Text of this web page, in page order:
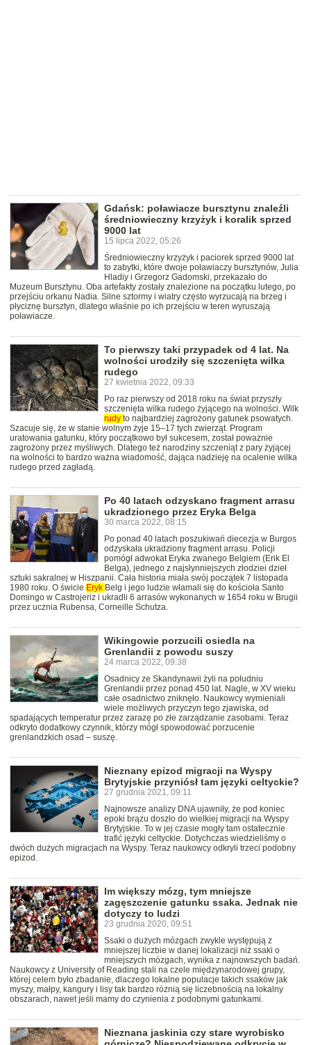
Gdańsk: poławiacze bursztynu znaleźli
średniowieczny krzyżyk i koralik sprzed
9000 lat
15 lipca 2022, 05:26
Średniowieczny krzyżyk i paciorek sprzed 9000 lat
to zabytki, które dwoje poławiaczy bursztynów, Julia
Hladiy i Grzegorz Gadomski, przekazało do
Muzeum Bursztynu. Oba artefakty zostały znalezione na początku lutego, po
przejściu orkanu Nadia. Silne sztormy i wiatry często wyrzucają na brzeg i
płyciznę bursztyn, dlatego właśnie po ich przejściu w teren wyruszają
poławiacze.
To pierwszy taki przypadek od 4 lat. Na
wolności urodziły się szczenięta wilka
rudego
27 kwietnia 2022, 09:33
Po raz pierwszy od 2018 roku na świat przyszły
szczenięta wilka rudego żyjącego na wolności. Wilk
rudy to najbardziej zagrożony gatunek psowatych.
Szacuje się, że w stanie wolnym żyje 15–17 tych zwierząt. Program
uratowania gatunku, który początkowo był sukcesem, został poważnie
zagrożony przez myśliwych. Dlatego też narodziny szczeniąt z pary żyjącej
na wolności to bardzo ważna wiadomość, dająca nadzieję na ocalenie wilka
rudego przed zagładą.
Po 40 latach odzyskano fragment arrasu
ukradzionego przez Eryka Belga
30 marca 2022, 08:15
Po ponad 40 latach poszukiwań diecezja w Burgos
odzyskała ukradziony fragment arrasu. Policji
pomógł adwokat Eryka zwanego Belgiem (Erik El
Belga), jednego z najsłynniejszych złodziei dzieł
sztuki sakralnej w Hiszpanii. Cała historia miała swój początek 7 listopada
1980 roku. O świcie Eryk Belg i jego ludzie włamali się do kościoła Santo
Domingo w Castrojeriz i ukradli 6 arrasów wykonanych w 1654 roku w Brugii
przez ucznia Rubensa, Corneille Schutza.
Wikingowie porzucili osiedla na
Grenlandii z powodu suszy
24 marca 2022, 09:38
Osadnicy ze Skandynawii żyli na południu
Grenlandii przez ponad 450 lat. Nagle, w XV wieku
całe osadnictwo zniknęło. Naukowcy wymieniali
wiele możliwych przyczyn tego zjawiska, od
spadających temperatur przez zarazę po złe zarządzanie zasobami. Teraz
odkryto dodatkowy czynnik, którzy mógł spowodować porzucenie
grenlandzkich osad – suszę.
Nieznany epizod migracji na Wyspy
Brytyjskie przyniósł tam języki celtyckie?
27 grudnia 2021, 09:11
Najnowsze analizy DNA ujawniły, że pod koniec
epoki brązu doszło do wielkiej migracji na Wyspy
Brytyjskie. To w jej czasie mogły tam ostatecznie
trafić języki celtyckie. Dotychczas wiedzieliśmy o
dwóch dużych migracjach na Wyspy. Teraz naukowcy odkryli trzeci podobny
epizod.
Im większy mózg, tym mniejsze
zagęszczenie gatunku ssaka. Jednak nie
dotyczy to ludzi
23 grudnia 2020, 09:51
Ssaki o dużych mózgach zwykle występują z
mniejszej liczbie w danej lokalizacji niż ssaki o
mniejszych mózgach, wynika z najnowszych badań.
Naukowcy z University of Reading stali na czele międzynarodowej grupy,
której celem było zbadanie, dlaczego lokalne populacje takich ssaków jak
myszy, małpy, kangury i lisy tak bardzo różnią się liczebnością na lokalny
obszarach, nawet jeśli mamy do czynienia z podobnymi gatunkami.
Nieznana jaskinia czy stare wyrobisko